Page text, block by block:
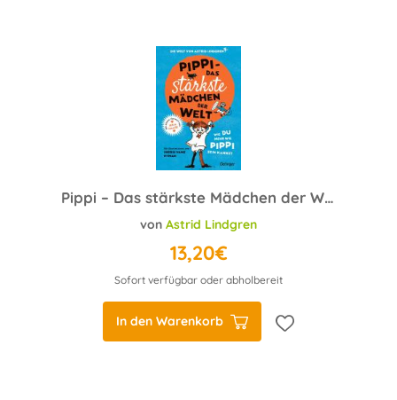
Pippi – Das stärkste Mädchen der Welt
von Astrid Lindgren
13,20€
Sofort verfügbar oder abholbereit
In den Warenkorb